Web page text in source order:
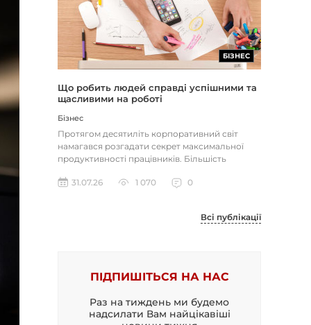
БІЗНЕС
Що робить людей справді успішними та
щасливими на роботі
Бізнес
Протягом десятиліть корпоративний світ
намагався розгадати секрет максимальної
продуктивності працівників. Більшість
31.07.26
1 070 0
Всі публікації
ПІДПИШІТЬСЯ НА НАС
Раз на тиждень ми будемо
надсилати Вам найцікавіші